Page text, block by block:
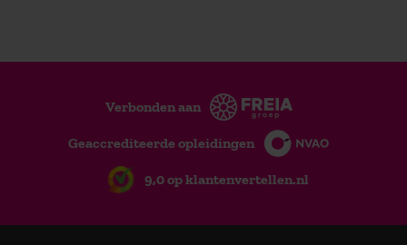
Verbonden aan
Geaccrediteerde opleidingen
9,0 op klantenvertellen.nl